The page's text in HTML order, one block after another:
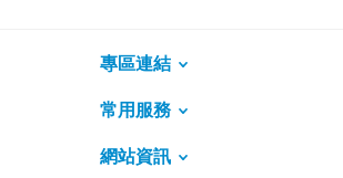
專區連結
常用服務
網站資訊